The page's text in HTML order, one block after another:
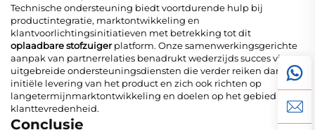
Technische ondersteuning biedt voortdurende hulp bij
productintegratie, marktontwikkeling en
klantvoorlichtingsinitiatieven met betrekking tot dit
oplaadbare stofzuigerplatform. Onze samenwerkingsgerichte
aanpak van partnerrelaties benadrukt wederzijds succes via
uitgebreide ondersteuningsdiensten die verder reiken dan de
initiële levering van het product en zich ook richten op
langetermijnmarktontwikkeling en doelen op het gebied van
klanttevredenheid.
Conclusie